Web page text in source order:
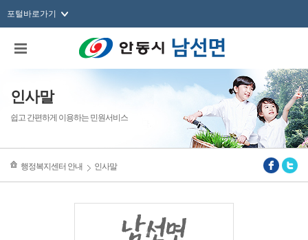
포털바로가기
인사말
쉽고 간편하게 이용하는 민원서비스
행정복지센터 안내 인사말